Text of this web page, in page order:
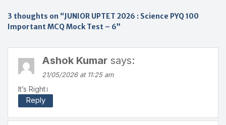
3 thoughts on “JUNIOR UPTET 2026 : Science PYQ 100
Important MCQ Mock Test – 6”
Ashok Kumar says:
21/05/2026 at 11:25 am
It’s Right।
Reply